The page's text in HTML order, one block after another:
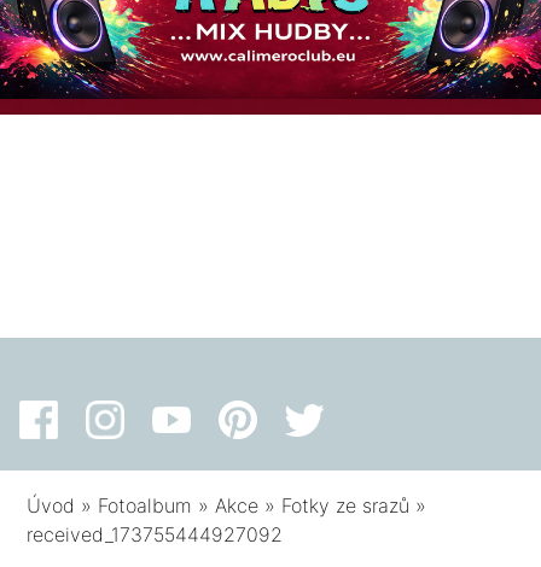
Úvod » Fotoalbum »Akce » Fotky ze srazů »
received_173755444927092